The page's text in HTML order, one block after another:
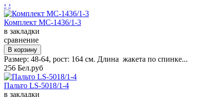
‹ ›
Комплект MC-1436/1-3
в закладки
сравнение
Размер: 48-64, рост: 164 см. Длина жакета по спинке...
256 Бел.руб
Пальто LS-5018/1-4
в закладки